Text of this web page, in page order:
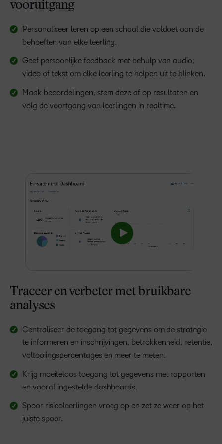
vooruitgang
Personaliseer leren op een schaal die voldoet aan de
behoeften van elke leerling.
Geef persoonlijke feedback met behulp van audio,
video of tekst om elke leerling te helpen uit te blinken.
Maak beoordelingen, stem deze af op resultaten en
volg de voortgang van leerlingen in realtime.
Traceer en verbeter met bruikbare
analyses
Centraliseer de toegang tot gegevens om de strategie
te informeren en inschrijvingen, betrokkenheid, retentie,
voltooiingspercentages en meer te meten.
Krijg moeiteloos toegang tot gegevens met rapporten
en vooraf ingestelde dashboards.
Spoor risicoleerlingen vroeg op en zet ze weer op het
juiste spoor.